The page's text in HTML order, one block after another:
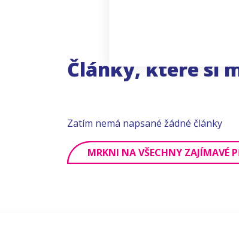
Články, které si
Zatím nemá napsané žádné články
MRKNI NA VŠECHNY ZAJÍMAVÉ